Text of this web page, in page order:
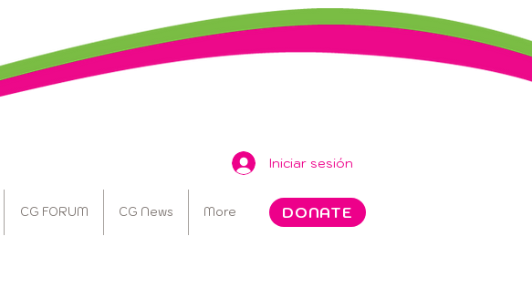
Iniciar sesión
CG FORUM CG News More DONATE